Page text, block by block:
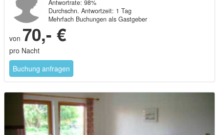
Antwortrate: 98%
Durchschn. Antwortzeit: 1 Tag
Mehrfach Buchungen als Gastgeber
von 70,- €
pro Nacht
Buchung anfragen